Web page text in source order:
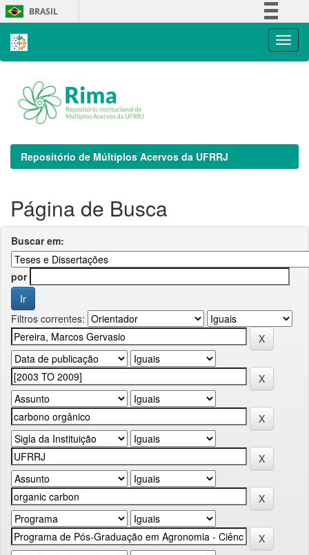
Skip
navigation
BRASIL
Repositório de Múltiplos Acervos da UFRRJ
Página de Busca
Buscar em:
por
Filtros correntes: